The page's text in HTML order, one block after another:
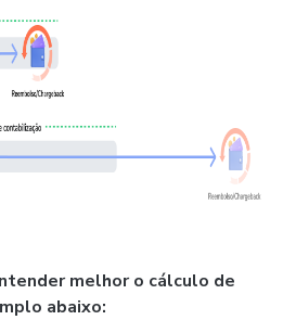
melhor o cálculo de
abaixo: